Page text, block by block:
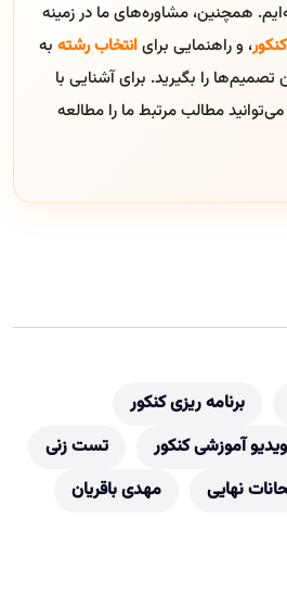
همچنین، مشاوره‌های ما در زمینه
، و راهنمایی برایانتخاب رشته به
را بگیرید. برای آشنایی با
مطالب مرتبط ما را مطالعه
برنامه ریزی کنکور
ویدیو آموزشی کنکور
تست زنی
نهایی
مهدی باقریان